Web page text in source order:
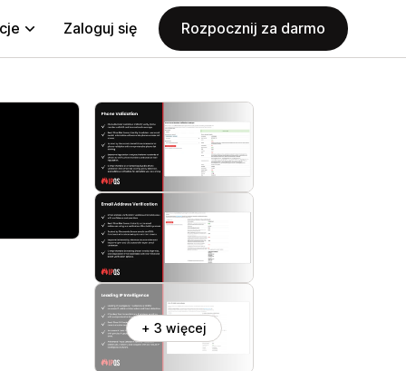
Zaloguj się Rozpocznij za darmo
+ 3 więcej